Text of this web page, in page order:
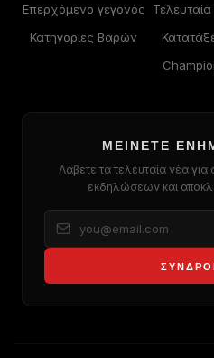
Επερχόμενο γεγονός
Κατηγορίες Βαρών
ΜΕΊΝΕΤΕ
Λάβετε τα τελευταία νέα
εκδηλώσεων και